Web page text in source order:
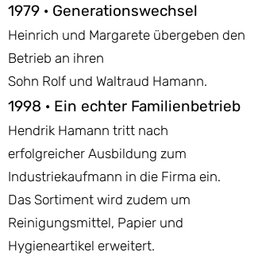
1979 · Generationswechsel
Heinrich und Margarete übergeben den
Betrieb an ihren
Sohn Rolf und Waltraud Hamann.
1998 · Ein echter Familienbetrieb
Hendrik Hamann tritt nach
erfolgreicher Ausbildung zum
Industriekaufmann in die Firma ein.
Das Sortiment wird zudem um
Reinigungsmittel, Papier und
Hygieneartikel erweitert.